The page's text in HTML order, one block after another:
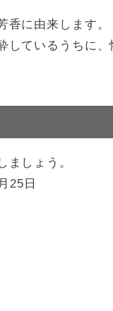
香に由来します。
しているうちに
ましょう。
25日